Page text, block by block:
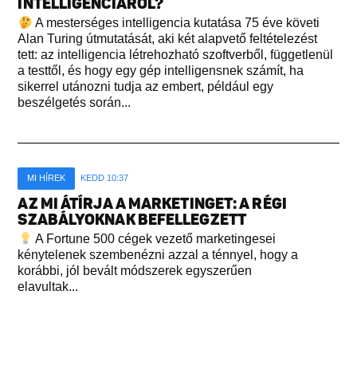
INTELLIGENCIÁRÓL?
A mesterséges intelligencia kutatása 75 éve követi
Alan Turing útmutatását, aki két alapvető feltételezést
tett: az intelligencia létrehozható szoftverből, függetlenül
a testtől, és hogy egy gép intelligensnek számít, ha
sikerrel utánozni tudja az embert, például egy
beszélgetés során...
MI HÍREK KEDD 10:37
AZ MI ÁTÍRJA A MARKETINGET: A RÉGI
SZABÁLYOKNAK BEFELLEGZETT
A Fortune 500 cégek vezető marketingesei
kénytelenek szembenézni azzal a ténnyel, hogy a
korábbi, jól bevált módszerek egyszerűen
elavultak...